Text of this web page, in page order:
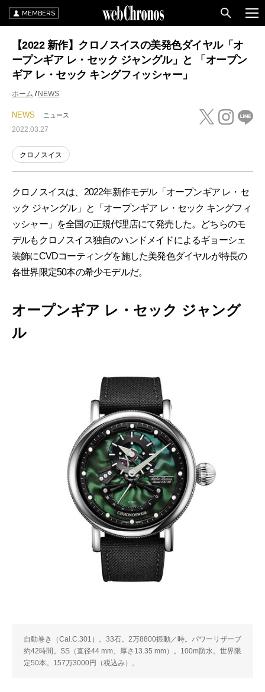
MEMBERS
【2022 新作】クロノスイスの美発色ダイヤル「オ
ープンギア レ・セック ジャングル」と 「オープン
ギア レ・セック キングフィッシャー」
ホーム NEWS
NEWS ニュース
2022.03.27
クロノスイス
クロノスイスは、2022年新作モデル「オープンギア レ・セ
ック ジャングル」と「オープンギア レ・セック キングフィ
ッシャー」を全国の正規代理店にて発売した。どちらのモ
デルもクロノスイス独自のハンドメイドによるギョーシェ
装飾にCVDコーティングを施した美発色ダイヤルが特長の
各世界限定50本の希少モデルだ。
オープンギア レ・セック ジャング
ル
自動巻き（Cal.C.301）。33石。2万8800振動／時。パワーリザーブ
約42時間。SS（直径44 mm、厚さ13.35 mm）。100m防水。世界限
定50本。157万3000円（税込み）。